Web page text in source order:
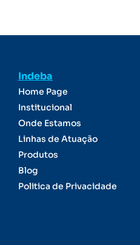
Indeba
Home Page
Institucional
Onde Estamos
Linhas de Atuação
Produtos
Blog
Politica de Privacidade